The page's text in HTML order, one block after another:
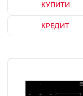
КУПИТИ
КРЕДИТ